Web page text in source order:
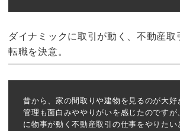
ダイナミックに取引が動く、不動産取
転職を決意。
昔から、家の間取りや建物を見るのが大好
管理も面白みややりがいを感じたのですが
に物事が動く不動産取引の仕事をやりたい